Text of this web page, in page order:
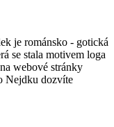
je románsko - gotická
se stala motivem loga
webové stránky
Nejdku dozvíte